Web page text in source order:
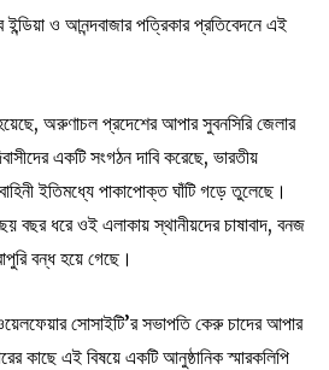
ও আনন্দবাজার পত্রিকার প্রতিবেদনে এই
অরুণাচল প্রদেশের আপার সুবনসিরি জেলার
একটি সংগঠন দাবি করেছে, ভারতীয়
ইতিমধ্যে পাকাপোক্ত ঘাঁটি গড়ে তুলেছে।
বছর ধরে ওই এলাকায় স্থানীয়দের চাষাবাদ, বনজ
বন্ধ হয়ে গেছে।
সোসাইটি’র সভাপতি কেরু চাদের আপার
কাছে এই বিষয়ে একটি আনুষ্ঠানিক স্মারকলিপি